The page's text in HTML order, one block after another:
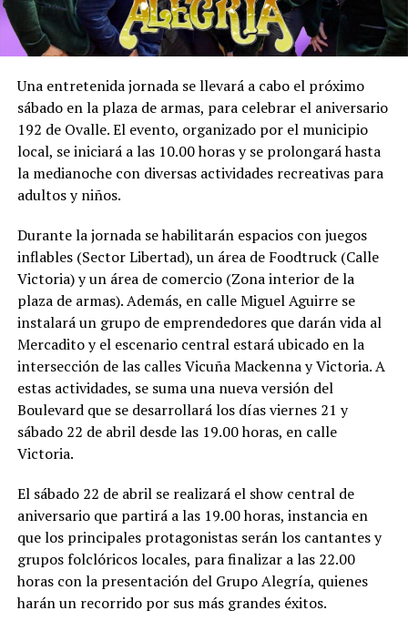
Una entretenida jornada se llevará a cabo el próximo
sábado en la plaza de armas, para celebrar el aniversario
192 de Ovalle. El evento, organizado por el municipio
local, se iniciará a las 10.00 horas y se prolongará hasta
la medianoche con diversas actividades recreativas para
adultos y niños.
Durante la jornada se habilitarán espacios con juegos
inflables (Sector Libertad), un área de Foodtruck (Calle
Victoria) y un área de comercio (Zona interior de la
plaza de armas). Además, en calle Miguel Aguirre se
instalará un grupo de emprendedores que darán vida al
Mercadito y el escenario central estará ubicado en la
intersección de las calles Vicuña Mackenna y Victoria. A
estas actividades, se suma una nueva versión del
Boulevard que se desarrollará los días viernes 21 y
sábado 22 de abril desde las 19.00 horas, en calle
Victoria.
El sábado 22 de abril se realizará el show central de
aniversario que partirá a las 19.00 horas, instancia en
que los principales protagonistas serán los cantantes y
grupos folclóricos locales, para finalizar a las 22.00
horas con la presentación del Grupo Alegría, quienes
harán un recorrido por sus más grandes éxitos.